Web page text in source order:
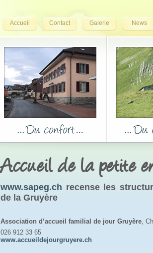
Accueil Contact Galerie News
Accueil de la petite
www.sapeg.ch recense les
de la Gruyère
Association d’accueil familial de jour Gruyère,
026 912 33 65
www.accueildejourgruyere.ch